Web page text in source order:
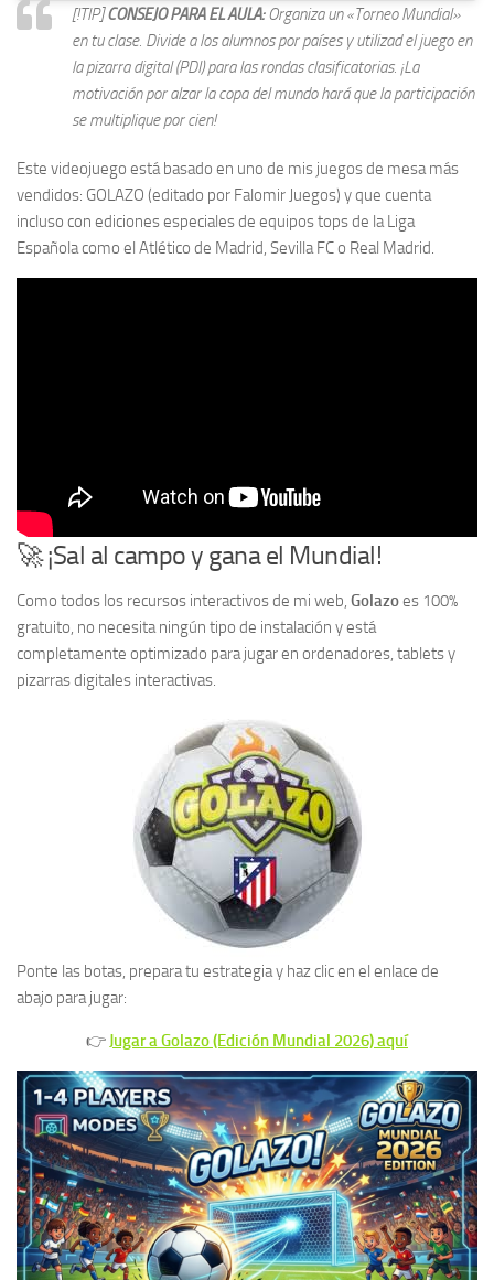
[!TIP]CONSEJO PARA EL AULA:Organiza un «Torneo Mundial»
en tu clase. Divide a los alumnos por países y utilizad el juego en
la pizarra digital (PDI) para las rondas clasificatorias. ¡La
motivación por alzar la copa del mundo hará que la participación
se multiplique por cien!
Este videojuego está basado en uno de mis juegos de mesa más
vendidos: GOLAZO (editado por Falomir Juegos) y que cuenta
incluso con ediciones especiales de equipos tops de la Liga
Española como el Atlético de Madrid, Sevilla FC o Real Madrid.
🚀 ¡Sal al campo y gana el Mundial!
Como todos los recursos interactivos de mi web, Golazoes 100%
gratuito, no necesita ningún tipo de instalación y está
completamente optimizado para jugar en ordenadores, tablets y
pizarras digitales interactivas.
Ponte las botas, prepara tu estrategia y haz clic en el enlace de
abajo para jugar:
👉 Jugar a Golazo (Edición Mundial 2026) aquí